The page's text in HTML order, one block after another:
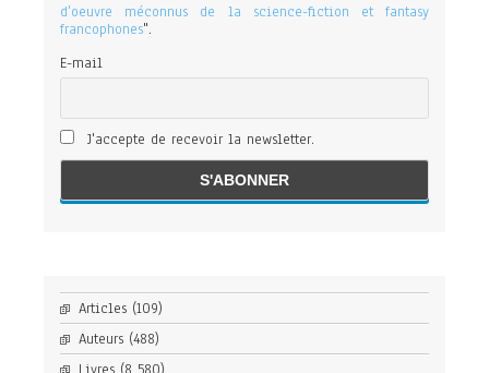
d'oeuvre méconnus de la science-fiction et fantasy
francophones".
E-mail
J'accepte de recevoir la newsletter.
Articles (109)
Auteurs (488)